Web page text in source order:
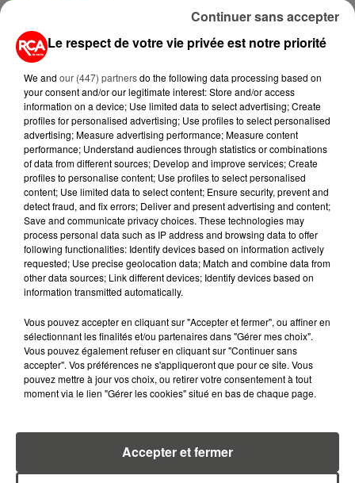
QUELLES SONT LES MARQUES QUI
5 août 2026
MOUCHES : LES 5 RÉFLEXES À
ADOPTER POUR ÉVITER
L'INVASION CET ÉTÉ...
RETROUVEZ TOUTE L'ACTU DE LA RÉGION ET
RECEVEZ LES ALERTES INFOS DE LA RÉDACTION
EN TÉLÉCHARGEANT L'APPLICATION MOBILE
RCA
LA RÉDACTION Voir toute l'équipe RCA
DIMITRI COUTAND
Le respect de votre vie privée est notre priorité
We and our (447) partnersdo the following data processing based on
your consent and/or our legitimate interest: Store and/or access
information on a device; Use limited data to select advertising; Create
profiles for personalised advertising; Use profiles to select personalised
advertising; Measure advertising performance; Measure content
performance; Understand audiences through statistics or combinations
of data from different sources; Develop and improve services; Create
profiles to personalise content; Use profiles to select personalised
content; Use limited data to select content; Ensure security, prevent and
detect fraud, and fix errors; Deliver and present advertising and content;
Save and communicate privacy choices. These technologies may
process personal data such as IP address and browsing data to offer
following functionalities: Identify devices based on information actively
requested; Use precise geolocation data; Match and combine data from
other data sources; Link different devices; Identify devices based on
information transmitted automatically.
Vous pouvez accepter en cliquant sur "Accepter et fermer", ou affiner en
sélectionnant les finalités et/ou partenaires dans "Gérer mes choix".
Vous pouvez également refuser en cliquant sur "Continuer sans
accepter". Vos préférences ne s'appliqueront que pour ce site. Vous
pouvez mettre à jour vos choix, ou retirer votre consentement à tout
moment via le lien "Gérer les cookies" situé en bas de chaque page.
Accepter et fermer
Continuer sans accepter